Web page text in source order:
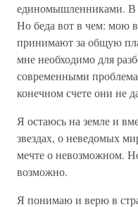
единомышленниками. В
Но беда вот в чем: мою
принимают за общую
мне необходимо для
современными
конечном счете они не
Я остаюсь на земле и
звездах, о неведомых
мечте о невозможном.
возможно.
Я понимаю и верю в